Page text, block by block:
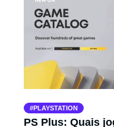
PLAYSTATION
PS Plus: Quais